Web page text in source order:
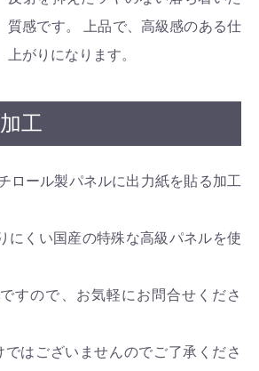
質感です。 上品で、高級感のある仕
上がりになります。
工
ロール製パネルに出力紙を貼る加工
にくい国産の特殊な高級パネルを使
すので、お気軽にお問合せくださ
はございませんのでご了承くださ